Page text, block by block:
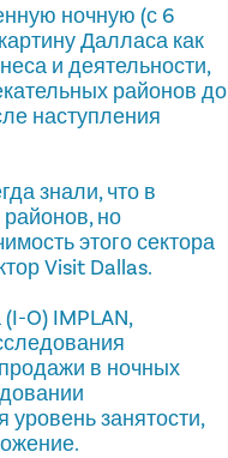
ночную (с 6
Далласа как
и деятельности,
районов до
наступления
знали, что в
но
этого сектора
Visit Dallas.
O) IMPLAN,
в ночных
занятости,